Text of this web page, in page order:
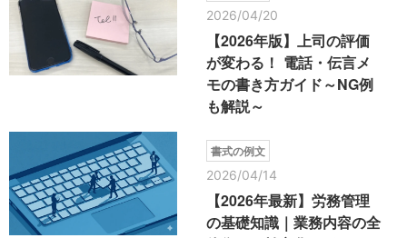
2026/04/20
【2026年版】上司の評価
が変わる！ 電話・伝言メ
モの書き方ガイド～NG例
も解説～
書式の例文
2026/04/14
【2026年最新】労務管理
の基礎知識｜業務内容の全